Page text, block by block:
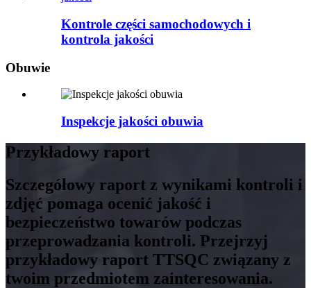
Kontrole części samochodowych i
kontrola jakości
Obuwie
Inspekcje jakości obuwia
Przykładowy raport
Szczegółowy raport z wynikami kontroli i
zdjęć pomaga ocenić jakość i
bezpieczeństwo towarów podczas
przeprowadzania kontroli. Przejrzyj
przykładowy raport TTSQC związany z
twoim przedmiotem zainteresowania.